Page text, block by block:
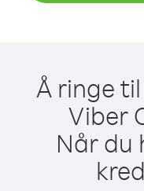
Å ringe
Viber
Når du